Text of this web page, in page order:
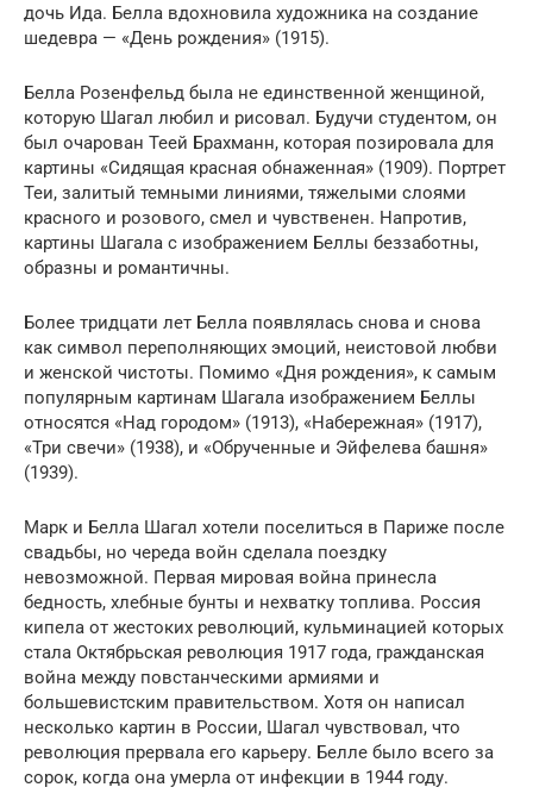
дочь Ида. Белла вдохновила художника на создание
шедевра — «День рождения» (1915).
Белла Розенфельд была не единственной женщиной,
которую Шагал любил и рисовал. Будучи студентом, он
был очарован Теей Брахманн, которая позировала для
картины «Сидящая красная обнаженная» (1909). Портрет
Теи, залитый темными линиями, тяжелыми слоями
красного и розового, смел и чувственен. Напротив,
картины Шагала с изображением Беллы беззаботны,
образны и романтичны.
Более тридцати лет Белла появлялась снова и снова
как символ переполняющих эмоций, неистовой любви
и женской чистоты. Помимо «Дня рождения», к самым
популярным картинам Шагала изображением Беллы
относятся «Над городом» (1913), «Набережная» (1917),
«Три свечи» (1938), и «Обрученные и Эйфелева башня»
(1939).
Марк и Белла Шагал хотели поселиться в Париже после
свадьбы, но череда войн сделала поездку
невозможной. Первая мировая война принесла
бедность, хлебные бунты и нехватку топлива. Россия
кипела от жестоких революций, кульминацией которых
стала Октябрьская революция 1917 года, гражданская
война между повстанческими армиями и
большевистским правительством. Хотя он написал
несколько картин в России, Шагал чувствовал, что
революция прервала его карьеру. Белле было всего за
сорок, когда она умерла от инфекции в 1944 году.